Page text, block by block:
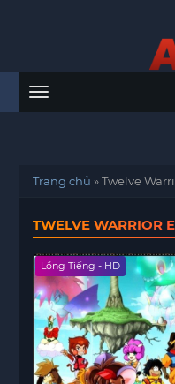
Menu
Trang chủ »Twelve
TWELVE WARRIOR
Lồng Tiếng - HD